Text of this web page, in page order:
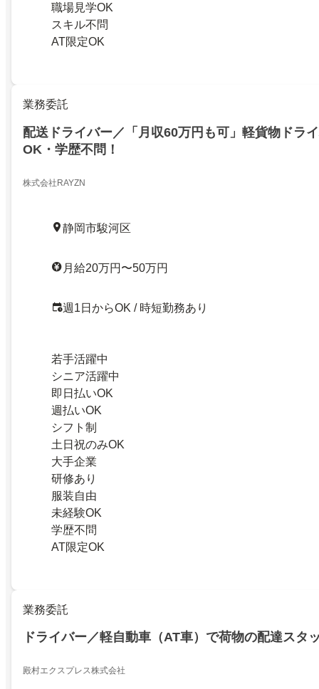
職場見学OK
スキル不問
AT限定OK
業務委託
配送ドライバー／「月収60万円も可」軽貨物ドラ
OK・学歴不問！
株式会社RAYZN
静岡市駿河区
月給20万円〜50万円
週1日からOK / 時短勤務あり
若手活躍中
シニア活躍中
即日払いOK
週払いOK
シフト制
土日祝のみOK
大手企業
研修あり
服装自由
未経験OK
学歴不問
AT限定OK
業務委託
ドライバー／軽自動車（AT車）で荷物の配達スタ
殿村エクスプレス株式会社